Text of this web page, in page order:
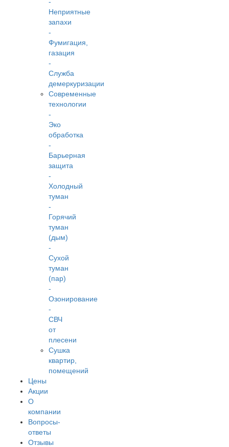
Неприятные
запахи
-
Фумигация,
газация
-
Служба
демеркуризации
Современные
технологии
-
Эко
обработка
-
Барьерная
защита
-
Холодный
туман
-
Горячий
туман
(дым)
-
Сухой
туман
(пар)
-
Озонирование
-
СВЧ
от
плесени
Сушка
квартир,
помещений
Цены
Акции
О
компании
Вопросы-
ответы
Отзывы